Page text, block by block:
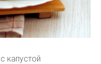
капустой